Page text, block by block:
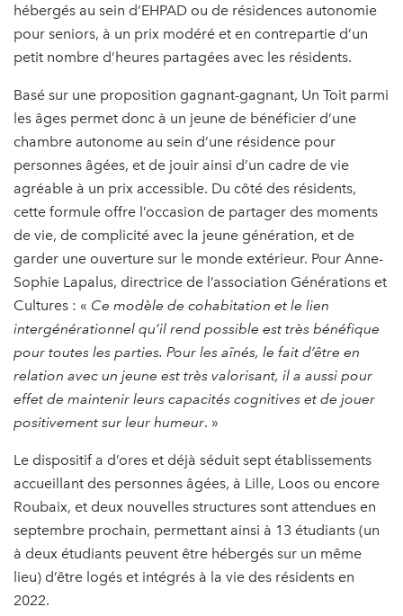
hébergés au sein d’EHPAD ou de résidences autonomie
pour seniors, à un prix modéré et en contrepartie d’un
petit nombre d’heures partagées avec les résidents.
Basé sur une proposition gagnant-gagnant, Un Toit parmi
les âges permet donc à un jeune de bénéficier d’une
chambre autonome au sein d’une résidence pour
personnes âgées, et de jouir ainsi d’un cadre de vie
agréable à un prix accessible. Du côté des résidents,
cette formule offre l’occasion de partager des moments
de vie, de complicité avec la jeune génération, et de
garder une ouverture sur le monde extérieur. Pour Anne-
Sophie Lapalus, directrice de l’association Générations et
Cultures : « Ce modèle de cohabitation et le lien
intergénérationnel qu’il rend possible est très bénéfique
pour toutes les parties. Pour les aînés, le fait d’être en
relation avec un jeune est très valorisant, il a aussi pour
effet de maintenir leurs capacités cognitives et de jouer
positivement sur leur humeur. »
Le dispositif a d’ores et déjà séduit sept établissements
accueillant des personnes âgées, à Lille, Loos ou encore
Roubaix, et deux nouvelles structures sont attendues en
septembre prochain, permettant ainsi à 13 étudiants (un
à deux étudiants peuvent être hébergés sur un même
lieu) d’être logés et intégrés à la vie des résidents en
2022.